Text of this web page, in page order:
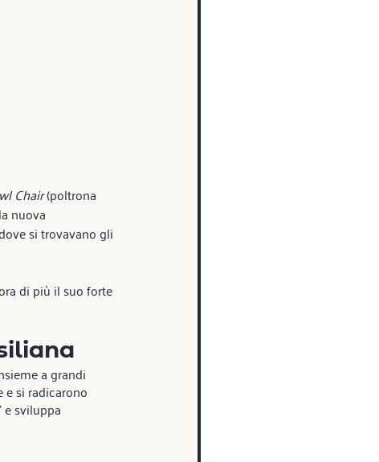
Chair (poltrona
nuova
si trovavano gli
di più il suo forte
a grandi
si radicarono
e sviluppa